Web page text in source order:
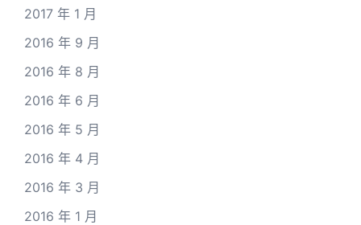
2017 年 1 月
2016 年 9 月
2016 年 8 月
2016 年 6 月
2016 年 5 月
2016 年 4 月
2016 年 3 月
2016 年 1 月